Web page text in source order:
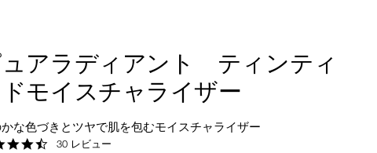
on
your
mobile
to
access
ュアラディアント ティンティ
ドモイスチャライザー
な色づきとツヤで肌を包むモイスチャライザー
4.4
30 レビュー